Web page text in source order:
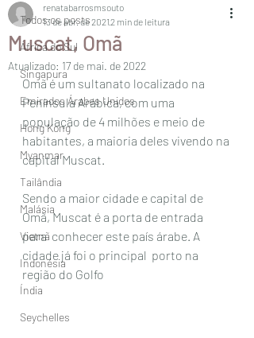
Todos os posts
África do Sul
Singapura
Emirados Árabes Unidos
Hong Kong
Myanmar
Tailândia
Malásia
Vietnã
Indonésia
Índia
Seychelles
Muscat, Omã
renatabarrosmsouto
13 de abr. de 20212 min de leitura
Atualizado: 17 de mai. de 2022
Omã é um sultanato localizado na
Península Arábica, com uma
população de 4 milhões e meio de
habitantes, a maioria deles vivendo na
capital Muscat.
Sendo a maior cidade e capital de
Omã, Muscat é a porta de entrada
para  conhecer este país árabe. A
cidade já foi o principal  porto na
região do Golfo